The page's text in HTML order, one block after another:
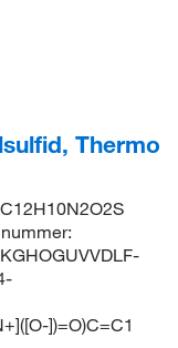
Thermo
])=O)C=C1